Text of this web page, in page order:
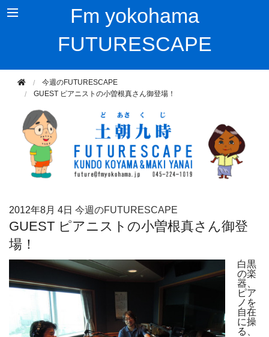
Fm yokohama
FUTURESCAPE
今週のFUTURESCAPE
GUEST ピアニストの小曽根真さん御登場！
2012年8月 4日 今週のFUTURESCAPE
GUEST ピアニストの小曽根真さん御登
場！
白黒
の楽
器、
ピア
ノを
自在
に操
る、